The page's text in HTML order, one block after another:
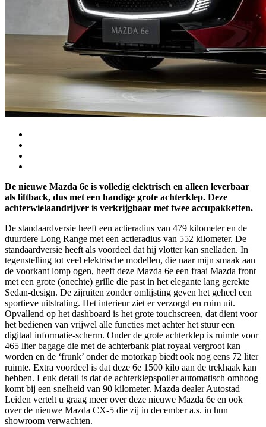
De nieuwe Mazda 6e is volledig elektrisch en alleen leverbaar
als liftback, dus met een handige grote achterklep. Deze
achterwielaandrijver is verkrijgbaar met twee accupakketten.
De standaardversie heeft een actieradius van 479 kilometer en de
duurdere Long Range met een actieradius van 552 kilometer. De
standaardversie heeft als voordeel dat hij vlotter kan snelladen. In
tegenstelling tot veel elektrische modellen, die naar mijn smaak aan
de voorkant lomp ogen, heeft deze Mazda 6e een fraai Mazda front
met een grote (onechte) grille die past in het elegante lang gerekte
Sedan-design. De zijruiten zonder omlijsting geven het geheel een
sportieve uitstraling. Het interieur ziet er verzorgd en ruim uit.
Opvallend op het dashboard is het grote touchscreen, dat dient voor
het bedienen van vrijwel alle functies met achter het stuur een
digitaal informatie-scherm. Onder de grote achterklep is ruimte voor
465 liter bagage die met de achterbank plat royaal vergroot kan
worden en de ‘frunk’ onder de motorkap biedt ook nog eens 72 liter
ruimte. Extra voordeel is dat deze 6e 1500 kilo aan de trekhaak kan
hebben. Leuk detail is dat de achterklepspoiler automatisch omhoog
komt bij een snelheid van 90 kilometer. Mazda dealer Autostad
Leiden vertelt u graag meer over deze nieuwe Mazda 6e en ook
over de nieuwe Mazda CX-5 die zij in december a.s. in hun
showroom verwachten.